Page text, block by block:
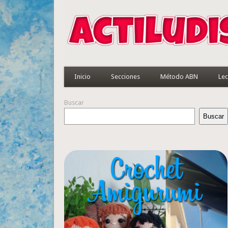
Inicio Secciones Método ABN
Buscar
Buscar